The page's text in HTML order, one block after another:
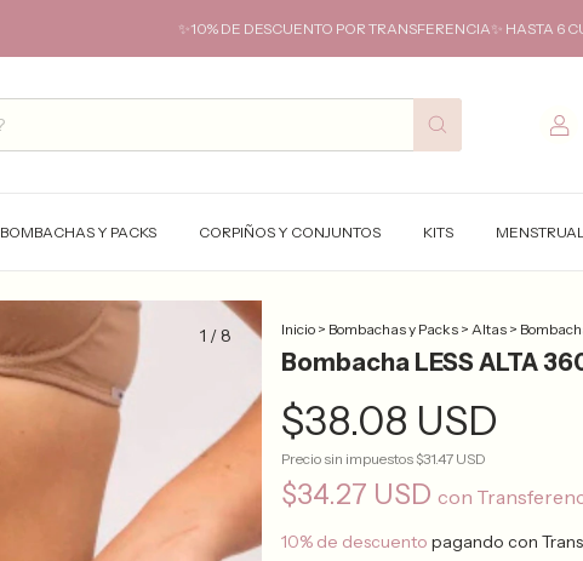
✨10% DE DESCUENTO POR TRANSFERENCIA✨ HASTA 6 CUOTAS SIN
BOMBACHAS Y PACKS CORPIÑOS Y CONJUNTOS KITS
1 /8 Inicio > Bombachas y Packs > Altas >
Bombacha LESS ALTA
$38.08 USD
Precio sin impuestos $31.47 USD
$34.27 USD con
10% de descuento pagando con